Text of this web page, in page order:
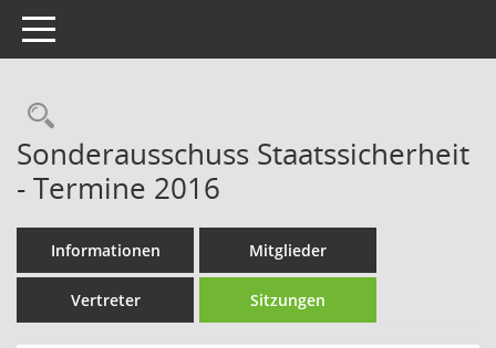
Toggle navigation
Rechercheauswahl
Sonderausschuss Staatssicherheit
- Termine 2016
Informationen Mitglieder
Vertreter Sitzungen